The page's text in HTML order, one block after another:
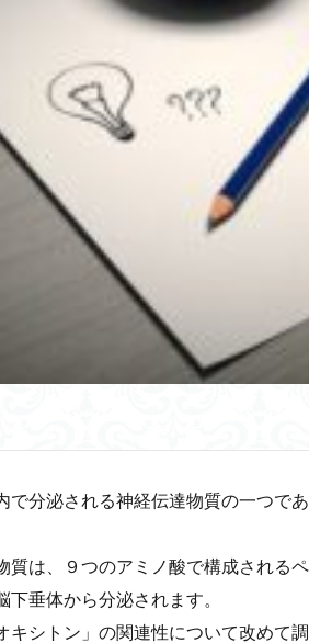
で分泌される神経伝達物質の一つで
質は、９つのアミノ酸で構成される
垂体から分泌されます。
キシトン」の関連性について改めて調